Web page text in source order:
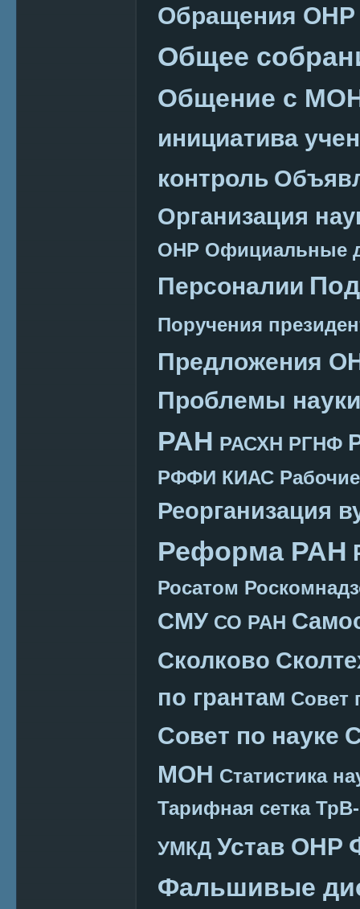
Обращения ОНР
Общее
Общение с
инициатива
контроль
Организация
ОНР Официальные
Персоналии
Поручения
Предложения
Проблемы науки
РАН РАСХН РГНФ
РФФИ КИАС
Реорганизация
Реформа РАН
Росатом
СМУ СО РАН
Сколково
по грантам Совет
Совет по науке
МОН Статистика
Тарифная сетка
УМКД Устав ОНР
Фальшивые